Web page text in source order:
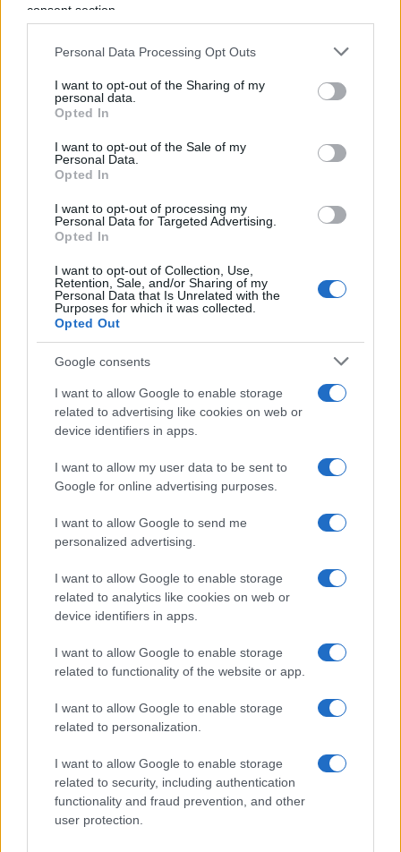
consent section.
Personal Data Processing Opt Outs
I want to opt-out of the Sharing of my
personal data.
Opted In
I want to opt-out of the Sale of my
Personal Data.
Opted In
I want to opt-out of processing my
Personal Data for Targeted Advertising.
Opted In
I want to opt-out of Collection, Use,
Retention, Sale, and/or Sharing of my
Personal Data that Is Unrelated with the
Purposes for which it was collected.
Opted Out
Google consents
I want to allow Google to enable storage
related to advertising like cookies on web or
device identifiers in apps.
I want to allow my user data to be sent to
Google for online advertising purposes.
I want to allow Google to send me
personalized advertising.
I want to allow Google to enable storage
related to analytics like cookies on web or
device identifiers in apps.
I want to allow Google to enable storage
related to functionality of the website or app.
I want to allow Google to enable storage
related to personalization.
I want to allow Google to enable storage
related to security, including authentication
functionality and fraud prevention, and other
user protection.
dello storico glicine. Ma i milanesi non sono
firme per bloccare la costruzione del Museo della
Resistenza. Sono fiero di essere stato il firmatario
della mozione che ha chiesto di revisionare il
L’assessore all’ambiente del Municipio I,
Pacini, sosteneva che dovessimo rivolgerci al
ministro dei beni culturali
Gennaro Sangiuliano
una rettifica del progetto, ma il Pd non ci ha dato
seguito: premeva per estirpare il glicine e altre
piante secolari.
In Turchia e Oman esistono gruppi residenziali e
complessi museali costruiti intorno agli alberi.
Palme da dattero e querce inglobate
armonicamente nelle costruzioni, come se fossero
parte integrante di case e palazzi. Ho osservato
in viaggio: perché non fare lo stesso a Milano?
Non ci si può definire ambientalisti se si
abbattono piante a iosa.
LC: Passiamo alla Ztl. Gli assessori della Giunta
Sala sembrano vivere su un altro pianeta: non
comprendono le esigenze dei cittadini e il loro
limitazioni proibitive al traffico rischiano di isolare
buona parte della popolazione.